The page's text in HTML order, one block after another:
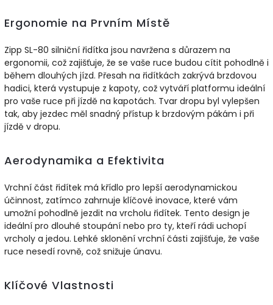
Ergonomie na Prvním Místě
Zipp SL-80 silniční řidítka jsou navržena s důrazem na
ergonomii, což zajišťuje, že se vaše ruce budou cítit pohodlně i
během dlouhých jízd. Přesah na řidítkách zakrývá brzdovou
hadici, která vystupuje z kapoty, což vytváří platformu ideální
pro vaše ruce při jízdě na kapotách. Tvar dropu byl vylepšen
tak, aby jezdec měl snadný přístup k brzdovým pákám i při
jízdě v dropu.
Aerodynamika a Efektivita
Vrchní část řidítek má křídlo pro lepší aerodynamickou
účinnost, zatímco zahrnuje klíčové inovace, které vám
umožní pohodlně jezdit na vrcholu řidítek. Tento design je
ideální pro dlouhé stoupání nebo pro ty, kteří rádi uchopí
vrcholy a jedou. Lehké sklonění vrchní části zajišťuje, že vaše
ruce nesedí rovně, což snižuje únavu.
Klíčové Vlastnosti